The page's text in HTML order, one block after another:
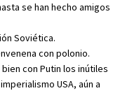
se han hecho amigos
Soviética.
con polonio.
con Putin los inútiles
USA, aún a